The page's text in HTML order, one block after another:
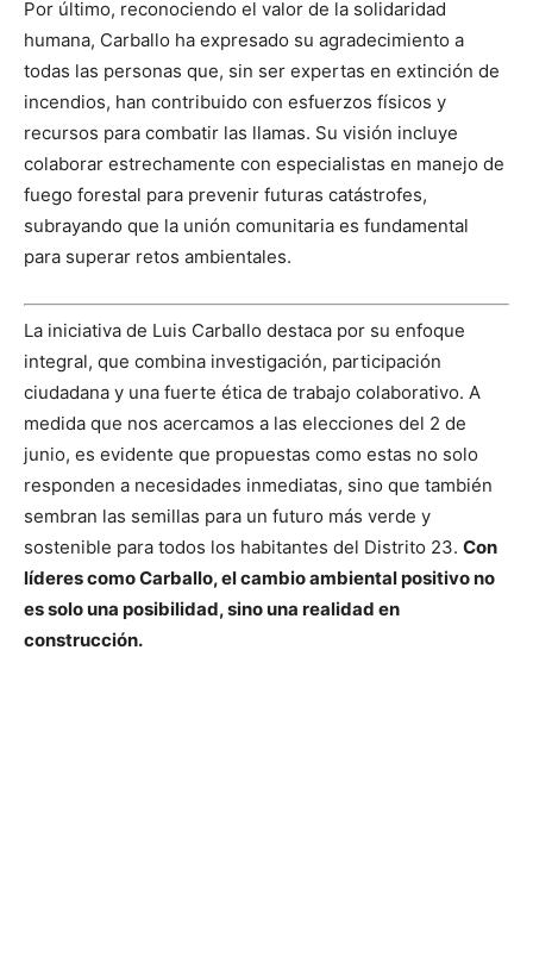
Por último, reconociendo el valor de la solidaridad
humana, Carballo ha expresado su agradecimiento a
todas las personas que, sin ser expertas en extinción de
incendios, han contribuido con esfuerzos físicos y
recursos para combatir las llamas. Su visión incluye
colaborar estrechamente con especialistas en manejo de
fuego forestal para prevenir futuras catástrofes,
subrayando que la unión comunitaria es fundamental
para superar retos ambientales.
La iniciativa de Luis Carballo destaca por su enfoque
integral, que combina investigación, participación
ciudadana y una fuerte ética de trabajo colaborativo. A
medida que nos acercamos a las elecciones del 2 de
junio, es evidente que propuestas como estas no solo
responden a necesidades inmediatas, sino que también
sembran las semillas para un futuro más verde y
sostenible para todos los habitantes del Distrito 23. Con
líderes como Carballo, el cambio ambiental positivo no
es solo una posibilidad, sino una realidad en
construcción.